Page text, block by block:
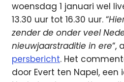
woensdag 1 januari wel
13.30 uur tot 16.30 uur. “
zender de onder veel
nieuwjaarstraditie in ere“,
persbericht. Het
door Evert ten Napel, een